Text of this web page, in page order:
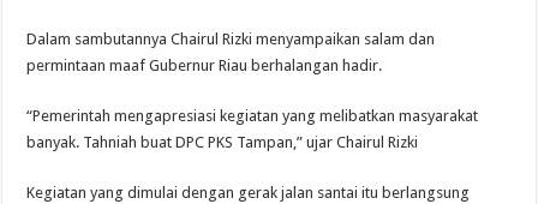
Dalam sambutannya Chairul Rizki menyampaikan salam dan
permintaan maaf Gubernur Riau berhalangan hadir.
“Pemerintah mengapresiasi kegiatan yang melibatkan masyarakat
banyak. Tahniah buat DPC PKS Tampan,” ujar Chairul Rizki
Kegiatan yang dimulai dengan gerak jalan santai itu berlangsung